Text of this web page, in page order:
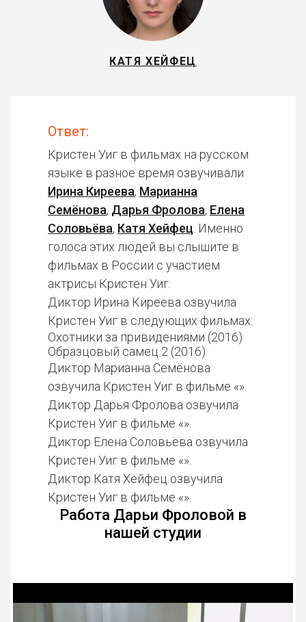
КАТЯ ХЕЙФЕЦ
Ответ:
Кристен Уиг в фильмах на русском
языке в разное время озвучивали
Ирина Киреева, Марианна
Семёнова, Дарья Фролова, Елена
Соловьёва, Катя Хейфец . Именно
голоса этих людей вы слышите в
фильмах в России с участием
актрисы Кристен Уиг.
Диктор Ирина Киреева озвучила
Кристен Уиг в следующих фильмах:
Охотники за привидениями (2016)
Образцовый самец 2 (2016)
Диктор Марианна Семёнова
озвучила Кристен Уиг в фильме «».
Диктор Дарья Фролова озвучила
Кристен Уиг в фильме «».
Диктор Елена Соловьёва озвучила
Кристен Уиг в фильме «».
Диктор Катя Хейфец озвучила
Кристен Уиг в фильме «».
Работа Дарьи Фроловой в
нашей студии